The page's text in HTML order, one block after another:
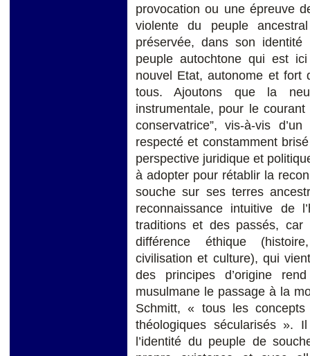
provocation ou une épreuve
violente du peuple
préservée, dans son
peuple autochtone qui est
nouvel Etat, autonome et
tous. Ajoutons que la
instrumentale, pour le
conservatrice”, vis-à-vis
respecté et constamment
perspective juridique et
à adopter pour rétablir la
souche sur ses terres
reconnaissance intuitive de
traditions et des passés, car
différence éthique
civilisation et culture), qui
des principes d’origine
musulmane le passage à la
Schmitt, « tous les
théologiques sécularisés ».
l’identité du peuple de